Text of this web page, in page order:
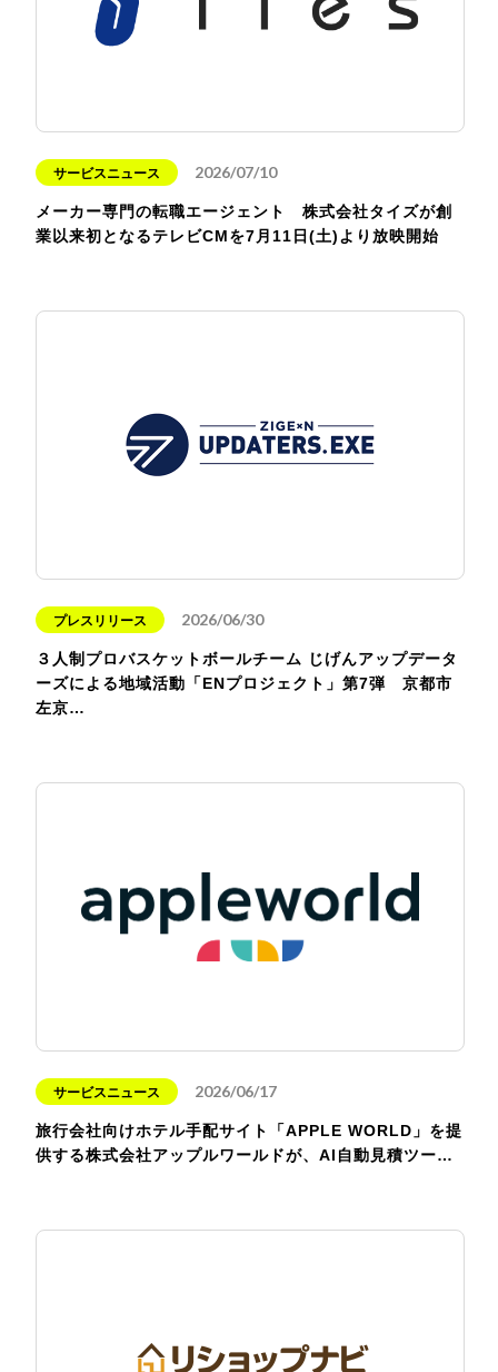
サービスニュース 2026/07/10
メーカー専門の転職エージェント 株式会社タイズが創
業以来初となるテレビCMを7月11日(土)より放映開始
プレスリリース 2026/06/30
３人制プロバスケットボールチーム じげんアップデータ
ーズによる地域活動「ENプロジェクト」第7弾 京都市
左京…
サービスニュース 2026/06/17
旅行会社向けホテル手配サイト「APPLE WORLD」を提
供する株式会社アップルワールドが、AI自動見積ツー…